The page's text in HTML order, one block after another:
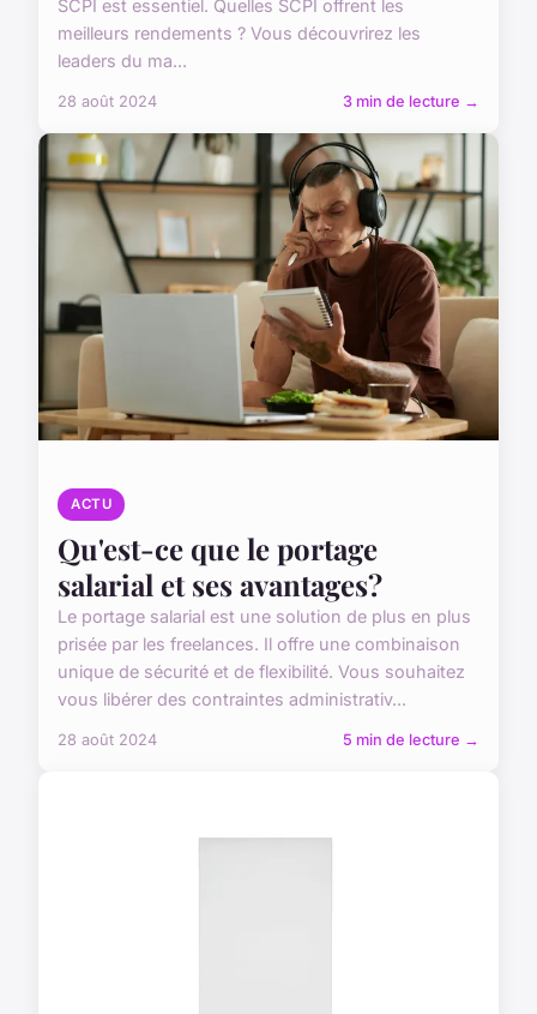
SCPI est essentiel. Quelles SCPI offrent les
meilleurs rendements ? Vous découvrirez les
leaders du ma...
28 août 2024 3 min de lecture →
ACTU
Qu'est-ce que le portage
salarial et ses avantages?
Le portage salarial est une solution de plus en plus
prisée par les freelances. Il offre une combinaison
unique de sécurité et de flexibilité. Vous souhaitez
vous libérer des contraintes administrativ...
28 août 2024 5 min de lecture →